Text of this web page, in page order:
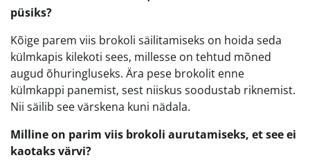
püsiks?
Kõige parem viis brokoli säilitamiseks on hoida seda
külmkapis kilekoti sees, millesse on tehtud mõned
augud õhuringluseks. Ära pese brokolit enne
külmkappi panemist, sest niiskus soodustab riknemist.
Nii säilib see värskena kuni nädala.
Milline on parim viis brokoli aurutamiseks, et see ei
kaotaks värvi?